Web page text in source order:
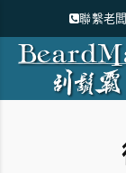
聯繫老